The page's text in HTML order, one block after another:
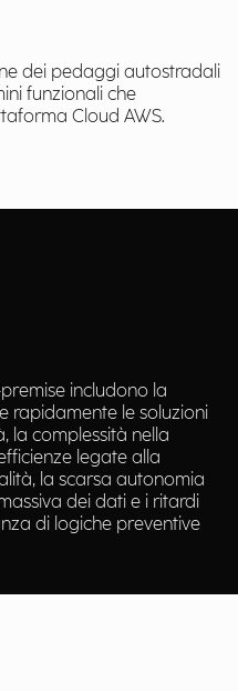
dei pedaggi autostradali
funzionali che
Cloud AWS.
includono la
rapidamente le soluzioni
la complessità nella
legate alla
la scarsa autonomia
dei dati e i ritardi
di logiche preventive